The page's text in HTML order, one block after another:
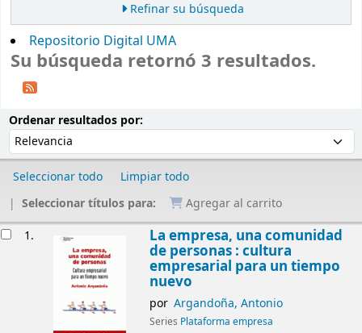
Refinar su búsqueda
Repositorio Digital UMA
Su búsqueda retornó 3 resultados.
Ordenar resultados por:
Seleccionar todo
Limpiar todo
Seleccionar títulos para:
Agregar al carrito
1. La empresa, una comunidad
de personas : cultura
empresarial para un tiempo
nuevo
por Argandoña, Antonio
Series Plataforma empresa